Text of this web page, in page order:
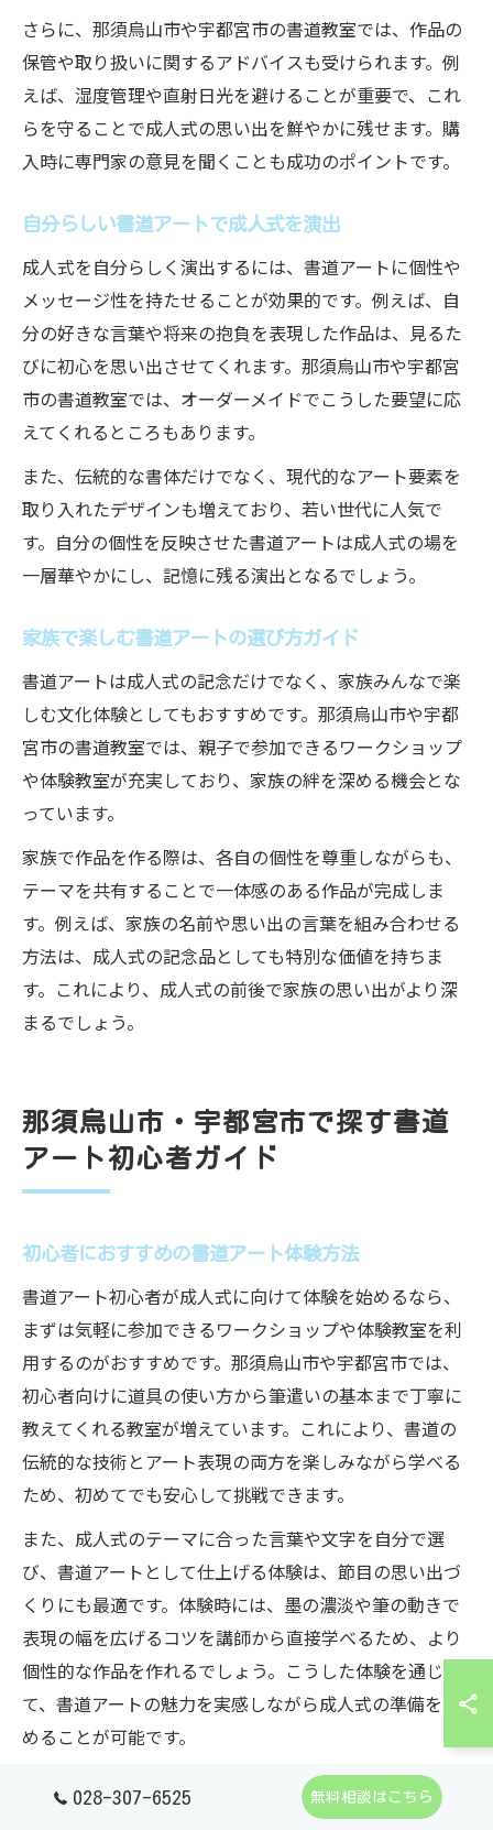
さらに、那須烏山市や宇都宮市の書道教室では、作品の
保管や取り扱いに関するアドバイスも受けられます。例
えば、湿度管理や直射日光を避けることが重要で、これ
らを守ることで成人式の思い出を鮮やかに残せます。購
入時に専門家の意見を聞くことも成功のポイントです。
自分らしい書道アートで成人式を演出
成人式を自分らしく演出するには、書道アートに個性や
メッセージ性を持たせることが効果的です。例えば、自
分の好きな言葉や将来の抱負を表現した作品は、見るた
びに初心を思い出させてくれます。那須烏山市や宇都宮
市の書道教室では、オーダーメイドでこうした要望に応
えてくれるところもあります。
また、伝統的な書体だけでなく、現代的なアート要素を
取り入れたデザインも増えており、若い世代に人気で
す。自分の個性を反映させた書道アートは成人式の場を
一層華やかにし、記憶に残る演出となるでしょう。
家族で楽しむ書道アートの選び方ガイド
書道アートは成人式の記念だけでなく、家族みんなで楽
しむ文化体験としてもおすすめです。那須烏山市や宇都
宮市の書道教室では、親子で参加できるワークショップ
や体験教室が充実しており、家族の絆を深める機会とな
っています。
家族で作品を作る際は、各自の個性を尊重しながらも、
テーマを共有することで一体感のある作品が完成しま
す。例えば、家族の名前や思い出の言葉を組み合わせる
方法は、成人式の記念品としても特別な価値を持ちま
す。これにより、成人式の前後で家族の思い出がより深
まるでしょう。
那須烏山市・宇都宮市で探す書道
アート初心者ガイド
初心者におすすめの書道アート体験方法
書道アート初心者が成人式に向けて体験を始めるなら、
まずは気軽に参加できるワークショップや体験教室を利
用するのがおすすめです。那須烏山市や宇都宮市では、
初心者向けに道具の使い方から筆遣いの基本まで丁寧に
教えてくれる教室が増えています。これにより、書道の
伝統的な技術とアート表現の両方を楽しみながら学べる
ため、初めてでも安心して挑戦できます。
また、成人式のテーマに合った言葉や文字を自分で選
び、書道アートとして仕上げる体験は、節目の思い出づ
くりにも最適です。体験時には、墨の濃淡や筆の動きで
表現の幅を広げるコツを講師から直接学べるため、より
個性的な作品を作れるでしょう。こうした体験を通じ
て、書道アートの魅力を実感しながら成人式の準備を進
めることが可能です。
書道アート初心者が教室を選ぶポイント
028-307-6525 無料相談はこちら